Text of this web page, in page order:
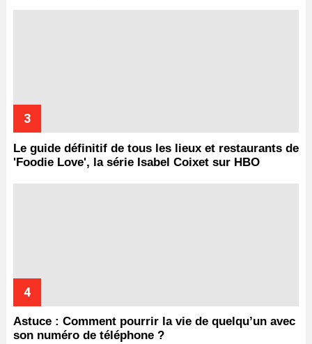
Le guide définitif de tous les lieux et restaurants de
'Foodie Love', la série Isabel Coixet sur HBO
Astuce : Comment pourrir la vie de quelqu’un avec
son numéro de téléphone ?